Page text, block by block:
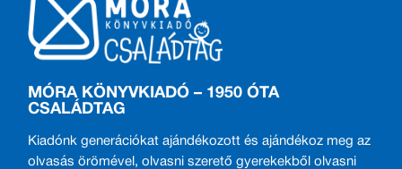
MÓRA KÖNYVKIADÓ – 1950 ÓTA
CSALÁDTAG
Kiadónk generációkat ajándékozott és ajándékoz meg az
olvasás örömével, olvasni szerető gyerekekből olvasni